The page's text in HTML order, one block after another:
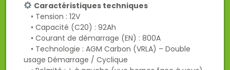
Caractéristiques techniques
• Tension : 12V
• Capacité (C20) : 92Ah
• Courant de démarrage (EN) : 800A
• Technologie : AGM Carbon (VRLA) – Double
usage Démarrage / Cyclique